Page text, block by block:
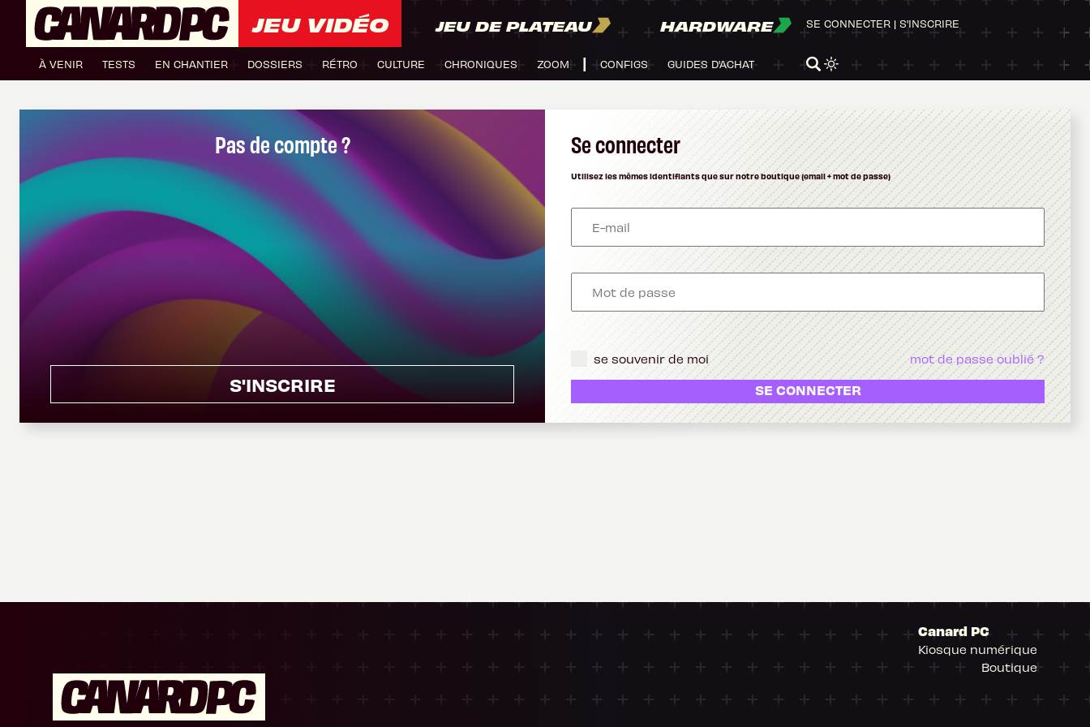
JEU VIDÉO JEU DE PLATEAU HARDWARE
À VENIR TESTS EN CHANTIER DOSSIERS RÉTRO CULTURE CHRONIQUES ZOOM CONFIGS GUIDES D'ACHAT
SE CONNECTER | S'INSCRIRE
Pas de compte ?
S'INSCRIRE
Se connecter
Utilisez les mêmes identifiants que sur notre boutique (email + mot de passe)
se souvenir de moi mot de passe oublié ?
SE CONNECTER
Canard PC
Kiosque numérique
Boutique